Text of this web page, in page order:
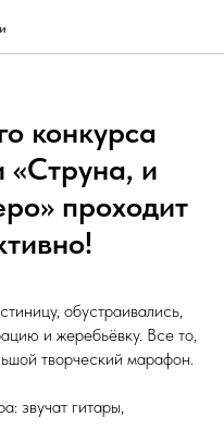
конкурса
«Струна, и
проходит
обустраивались,
и жеребьёвку. Все то,
творческий марафон.
звучат гитары,